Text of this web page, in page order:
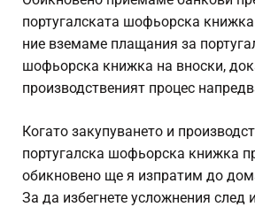
португалската шофьорска
ние вземаме плащания за
шофьорска книжка на вноски,
производственият процес
Когато закупуването и
португалска шофьорска книжка
обикновено ще я изпратим до
За да избегнете усложнения след